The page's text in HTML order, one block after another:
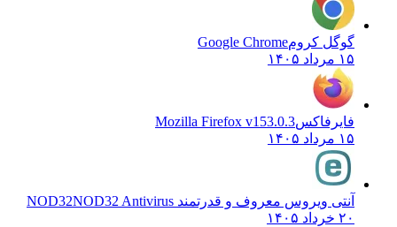
گوگل کرومGoogle Chrome
۱۵ مرداد ۱۴۰۵
فایرفاکسMozilla Firefox v153.0.3
۱۵ مرداد ۱۴۰۵
آنتی ویروس معروف و قدرتمند NOD32 NOD32 Antivirus
۲۰ خرداد ۱۴۰۵